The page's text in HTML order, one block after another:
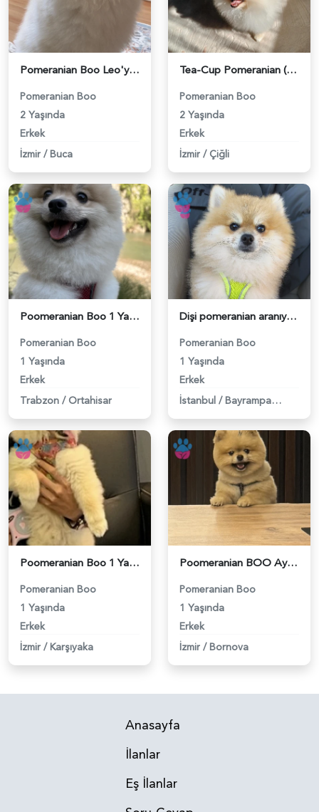
Pomeranian Boo Leo'ya Eş Arıyorum - 118984191
Pomeranian Boo
2 Yaşında
Erkek
İzmir / Buca
Tea-Cup Pomeranian (Boo) Erkek Köpeğim İçin Uygun Dişi Eş Aranıyor! - 118984139
Pomeranian Boo
2 Yaşında
Erkek
İzmir / Çiğli
Poomeranian Boo 1 Yaşında Erkek Köpeğim Eş Arıyor - 118984099
Pomeranian Boo
1 Yaşında
Erkek
Trabzon / Ortahisar
Dişi pomeranian aranıyor ciflestirmek için 3 kg - 118984387
Pomeranian Boo
1 Yaşında
Erkek
İstanbul / Bayrampaşa
Poomeranian Boo 1 Yaşında Köpeğim Eş Arıyor - 118984093
Pomeranian Boo
1 Yaşında
Erkek
İzmir / Karşıyaka
Poomeranian BOO Ayı surat dişi aramaktayız - 118984094
Pomeranian Boo
1 Yaşında
Erkek
İzmir / Bornova
Anasayfa
İlanlar
Eş İlanlar